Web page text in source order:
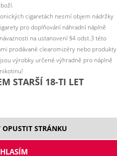
ks
cigaretách nesmí objem nádržky
pro doplňování náhradní náplně
na ustanovení §4 odst.3 této
prodávané clearomizéry nebo produkty
výrobky určené výhradně pro náplně
STARŠÍ 18-TI LET
STRÁNKU